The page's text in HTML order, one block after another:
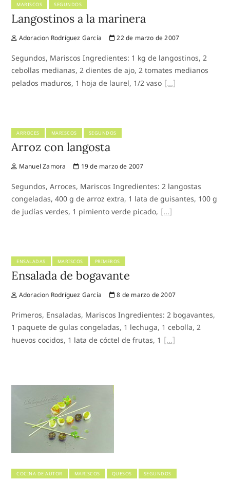
MARISCOS SEGUNDOS
Langostinos a la marinera
Adoracion Rodríguez García 22 de marzo de 2007
Segundos, Mariscos Ingredientes: 1 kg de langostinos, 2
cebollas medianas, 2 dientes de ajo, 2 tomates medianos
pelados maduros, 1 hoja de laurel, 1/2 vaso
ARROCES MARISCOS SEGUNDOS
Arroz con langosta
Manuel Zamora 19 de marzo de 2007
Segundos, Arroces, Mariscos Ingredientes: 2 langostas
congeladas, 400 g de arroz extra, 1 lata de guisantes, 100 g
de judías verdes, 1 pimiento verde picado,
ENSALADAS MARISCOS PRIMEROS
Ensalada de bogavante
Adoracion Rodríguez García 8 de marzo de 2007
Primeros, Ensaladas, Mariscos Ingredientes: 2 bogavantes,
1 paquete de gulas congeladas, 1 lechuga, 1 cebolla, 2
huevos cocidos, 1 lata de cóctel de frutas, 1
COCINA DE AUTOR MARISCOS QUESOS SEGUNDOS